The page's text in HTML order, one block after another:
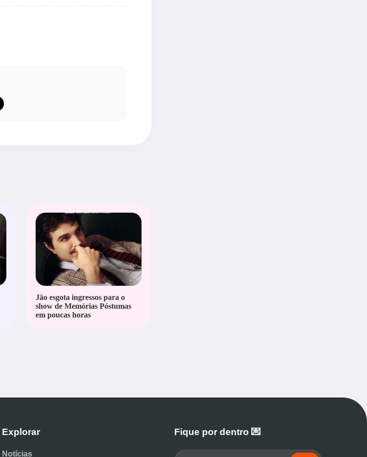
Jão esgota ingressos para o
show de Memórias Póstumas
em poucas horas
Explorar
Notícias
Fique por dentro 💌